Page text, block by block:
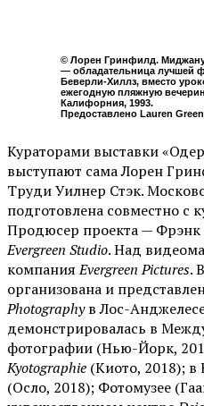
© Лорен Гринфилд. Миджану
— обладательница лучшей
Беверли-Хиллз, вместо
ежегодную пляжную
Калифорния, 1993.
Предоставлено Lauren
Кураторами выставки
выступают сама Лорен
Труди Уилнер Стэк.
подготовлена совместно с
Продюсер проекта — Фрэнк
Evergreen Studio. Над
компанияEvergreen Pictures.
организована и
Photographyв Лос-
демонстрировалась в
фотографии (Нью-Йорк,
Kyotographie (Киото, 2018);
(Осло, 2018); Фотомузее